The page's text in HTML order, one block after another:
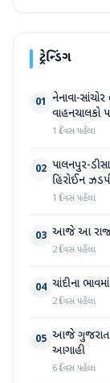
ટ્રેન્ડિંગ
01 નેનાવા-
વાહનચાલકો
1 દિવસ પહેલા
02 પાલનપુર-
હિરોઈન
1 દિવસ પહેલા
03 આજે આ
2 દિવસ પહેલા
04 ચાંદીના
2 દિવસ પહેલા
05 આજે ગુજરાત
આગાહી
6 દિવસ પહેલા